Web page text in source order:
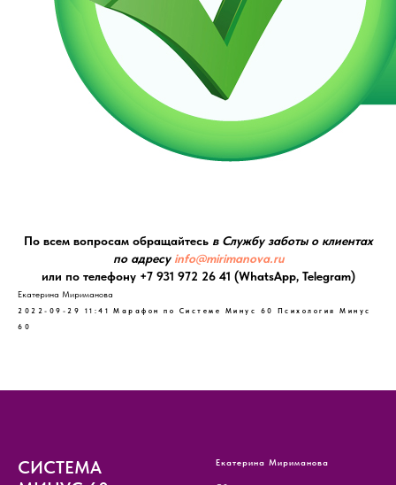
По всем вопросам обращайтесь в Службу заботы о клиентах
по адресу info@mirimanova.ru
или по телефону +7 931 972 26 41 (WhatsApp, Telegram)
Екатерина Мириманова
2022-09-29 11:41 Марафон по Системе Минус 60
Психология Минус
60
СИСТЕМА
Екатерина Мириманова